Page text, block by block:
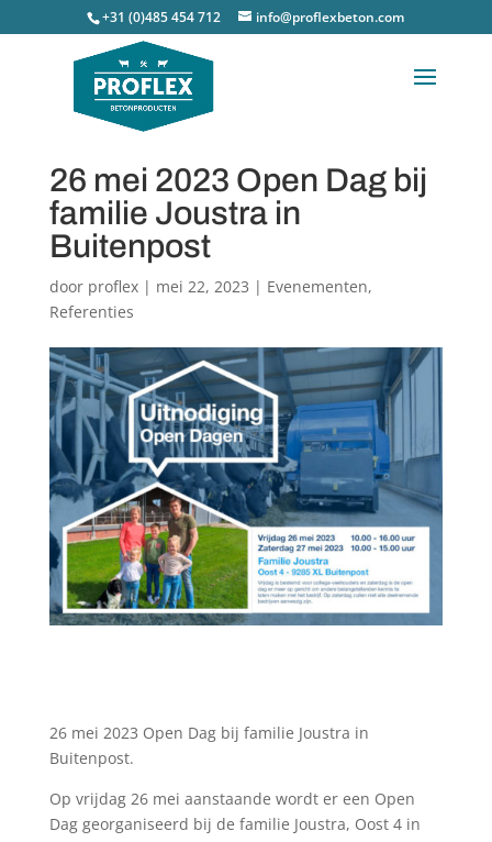
+31 (0)485 454 712 info@proflexbeton.com
26 mei 2023 Open Dag bij
familie Joustra in
Buitenpost
door proflex| mei 22, 2023 | Evenementen,
Referenties
26 mei 2023 Open Dag bij familie Joustra in
Buitenpost.
Op vrijdag 26 mei aanstaande wordt er een Open
Dag georganiseerd bij de familie Joustra, Oost 4 in